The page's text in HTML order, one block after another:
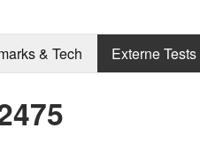
& Tech Externe Tests